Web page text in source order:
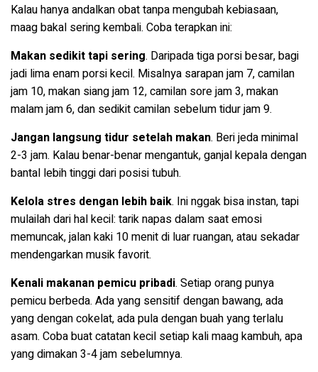
Kalau hanya andalkan obat tanpa mengubah kebiasaan,
maag bakal sering kembali. Coba terapkan ini:
Makan sedikit tapi sering. Daripada tiga porsi besar, bagi
jadi lima enam porsi kecil. Misalnya sarapan jam 7, camilan
jam 10, makan siang jam 12, camilan sore jam 3, makan
malam jam 6, dan sedikit camilan sebelum tidur jam 9.
Jangan langsung tidur setelah makan. Beri jeda minimal
2-3 jam. Kalau benar-benar mengantuk, ganjal kepala dengan
bantal lebih tinggi dari posisi tubuh.
Kelola stres dengan lebih baik. Ini nggak bisa instan, tapi
mulailah dari hal kecil: tarik napas dalam saat emosi
memuncak, jalan kaki 10 menit di luar ruangan, atau sekadar
mendengarkan musik favorit.
Kenali makanan pemicu pribadi. Setiap orang punya
pemicu berbeda. Ada yang sensitif dengan bawang, ada
yang dengan cokelat, ada pula dengan buah yang terlalu
asam. Coba buat catatan kecil setiap kali maag kambuh, apa
yang dimakan 3-4 jam sebelumnya.